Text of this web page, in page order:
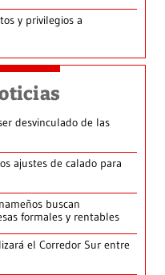
y privilegios a
desvinculado de las
ajustes de calado para
buscan
formales y rentables
el Corredor Sur entre